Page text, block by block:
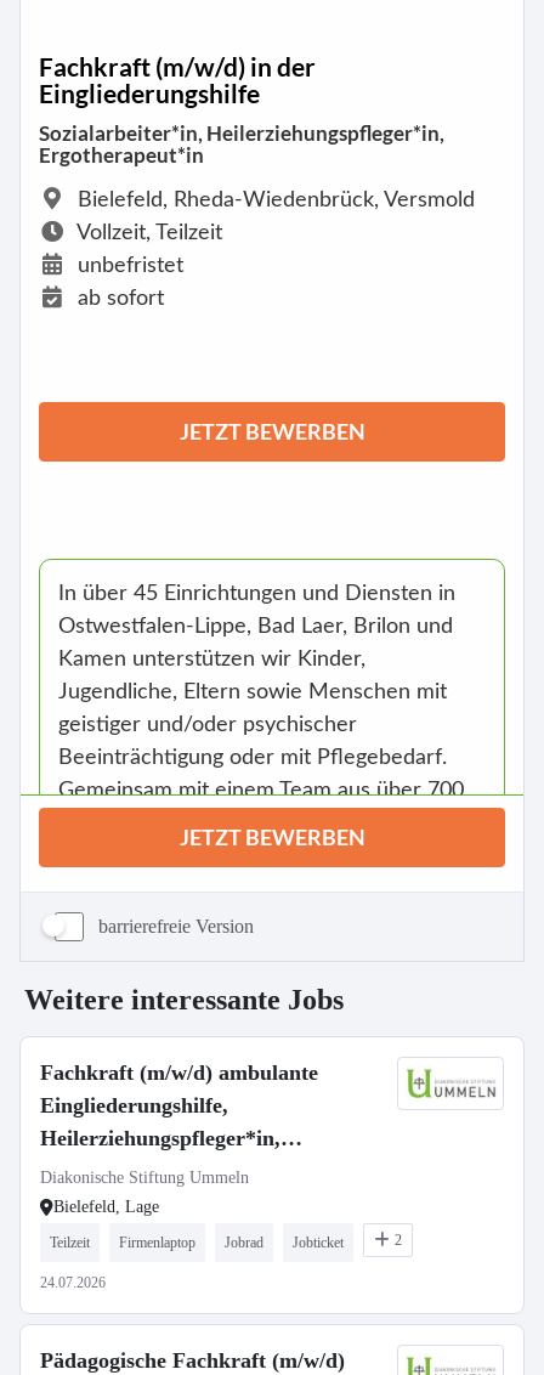
barrierefreie Version
Weitere interessante Jobs
Fachkraft (m/w/d) ambulante
Eingliederungshilfe,
Heilerziehungspfleger*in,
Sozialarbeiter*in, Pflegefachkraft
(m/w/d)
Diakonische Stiftung Ummeln
Bielefeld, Lage
Teilzeit Firmenlaptop Jobrad Jobticket 2
24.07.2026
Pädagogische Fachkraft (m/w/d)